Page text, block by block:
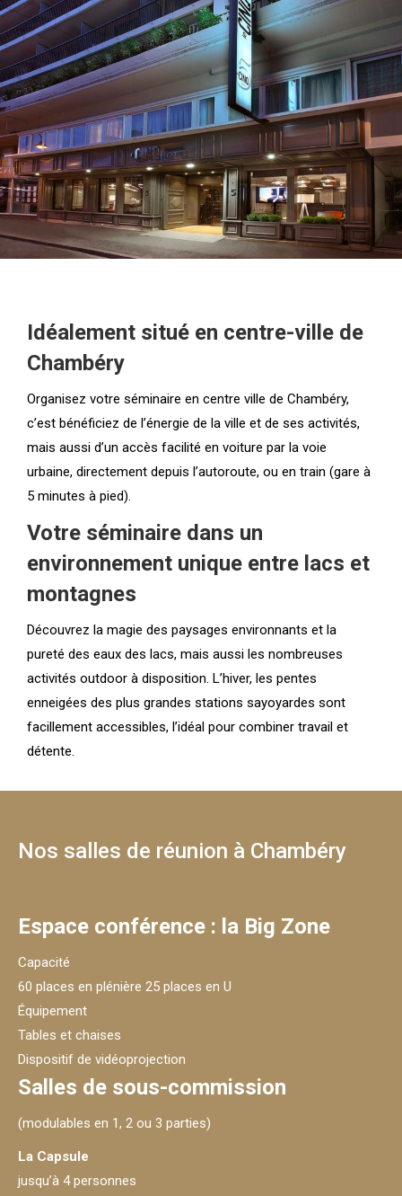
Idéalement situé en centre-ville de
Chambéry
Organisez votre séminaire en centre ville de Chambéry,
c’est bénéficiez de l’énergie de la ville et de ses activités,
mais aussi d’un accès facilité en voiture par la voie
urbaine, directement depuis l’autoroute, ou en train (gare à
5 minutes à pied).
Votre séminaire dans un
environnement unique entre lacs et
montagnes
Découvrez la magie des paysages environnants et la
pureté des eaux des lacs, mais aussi les nombreuses
activités outdoor à disposition. L’hiver, les pentes
enneigées des plus grandes stations sayoyardes sont
facillement accessibles, l’idéal pour combiner travail et
détente.
Nos salles de réunion à Chambéry
Espace conférence : la Big Zone
Capacité
60 places en plénière 25 places en U
Équipement
Tables et chaises
Dispositif de vidéoprojection
Salles de sous-commission
(modulables en 1, 2 ou 3 parties)
La Capsule
jusqu’à 4 personnes